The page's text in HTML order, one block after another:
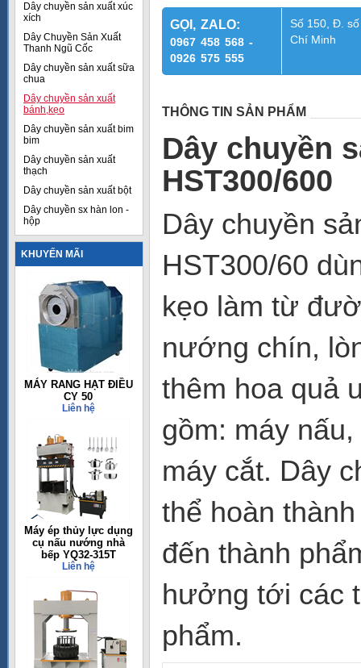
Dây chuyền sản xuất xúc
xích
Dây Chuyền Sản Xuất
Thanh Ngũ Cốc
Dây chuyền sản xuất sữa
chua
Dây chuyền sản xuất
bánh,kẹo
Dây chuyền sản xuất bim
bim
Dây chuyền sản xuất
thạch
Dây chuyền sản xuất bột
Dây chuyền sx hàn lon -
hộp
KHUYẾN MÃI
MÁY RANG HẠT ĐIỀU
CY 50
Liên hệ
Máy ép thủy lực dụng
cụ nấu nướng nhà
bếp YQ32-315T
Liên hệ
GỌI, ZALO:
0967 458 568 -
0926 575 555
Số 150, Đ.
Chí Minh
THÔNG TIN SẢN PHẨM
Dây chuyền
HST300/600
Dây chuyền
HST300/60
kẹo làm từ
nướng chín,
thêm hoa quả
gồm: máy
máy cắt. Dây
thể hoàn
đến thành
hưởng tới các
phẩm.